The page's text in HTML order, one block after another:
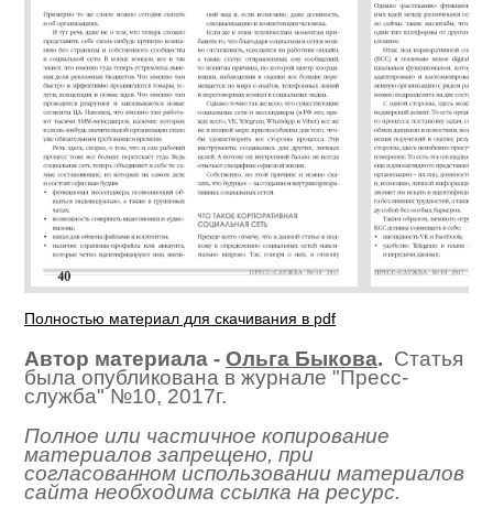
Полностью материал для скачивания в pdf
Автор материала - Ольга Быкова. Статья
была опубликована в журнале "Пресс-
служба" №10, 2017г.
Полное или частичное копирование
материалов запрещено, при
согласованном использовании материалов
сайта необходима ссылка на ресурс.